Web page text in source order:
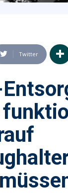
Twitter